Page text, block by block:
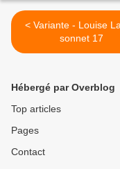
< Variante - Louise Labé :
sonnet 17
Hébergé par Overblog
Top articles
Pages
Contact